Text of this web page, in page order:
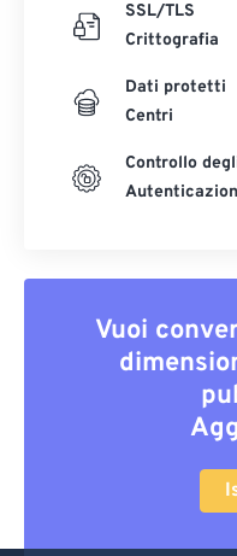
SSL/TLS
Crittografia
Dati protetti
Centri
Controllo
Vuoi